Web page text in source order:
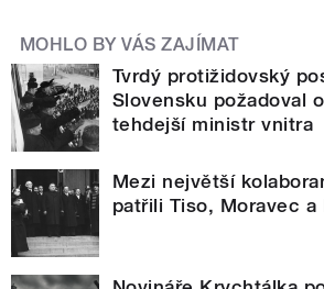
MOHLO BY VÁS ZAJÍMAT
Tvrdý protižidovský
Slovensku požadoval
tehdejší ministr vnitra
Mezi největší
patřili Tiso, Moravec a